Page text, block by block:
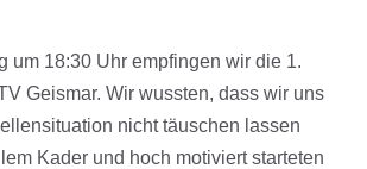
um 18:30 Uhr empfingen wir die 1.
Geismar. Wir wussten, dass wir uns
nicht täuschen lassen
Kader und hoch motiviert starteten